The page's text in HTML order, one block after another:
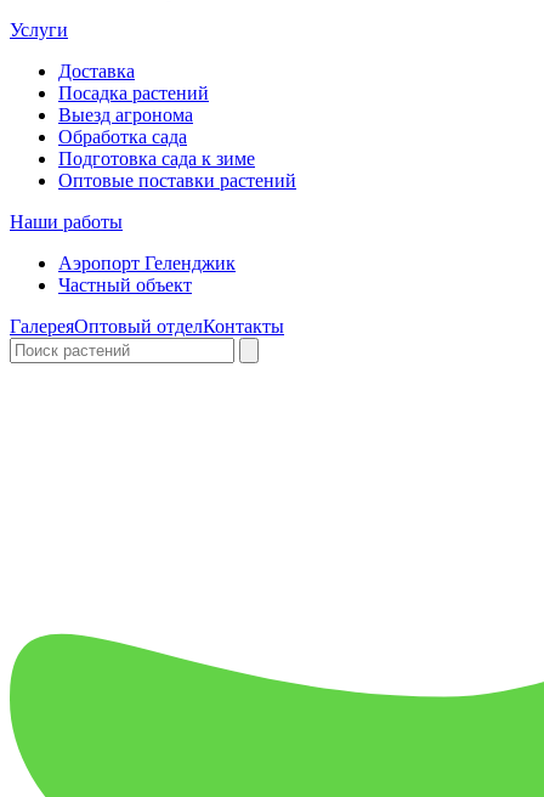
Услуги
Доставка
Посадка растений
Выезд агронома
Обработка сада
Подготовка сада к зиме
Оптовые поставки растений
Наши работы
Аэропорт Геленджик
Частный объект
ГалереяОптовый отделКонтакты